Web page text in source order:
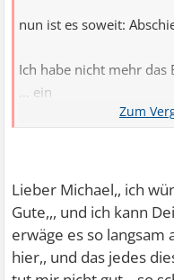
nun ist es soweit:
Ich habe nicht mehr
... ein
gutes Zeichen? Ich
Arbeit, ist
zurückgekehrt; ich habe
meiner Angst
lebe als immer gegen
"Saboteur" u.
Lieber Michael,, ich
Gute,,, und ich kann
erwäge es so langsam
hier,, und das jedes